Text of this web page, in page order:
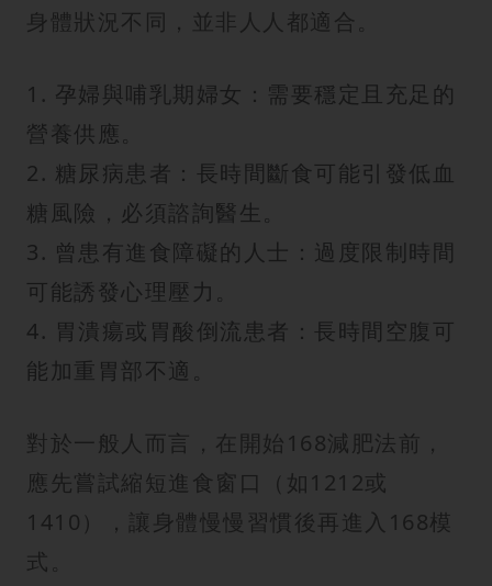
身體狀況不同，並非人人都適合。
1. 孕婦與哺乳期婦女：需要穩定且充足的
營養供應。
2. 糖尿病患者：長時間斷食可能引發低血
糖風險，必須諮詢醫生。
3. 曾患有進食障礙的人士：過度限制時間
可能誘發心理壓力。
4. 胃潰瘍或胃酸倒流患者：長時間空腹可
能加重胃部不適。
對於一般人而言，在開始168減肥法前，
應先嘗試縮短進食窗口（如1212或
1410），讓身體慢慢習慣後再進入168模
式。